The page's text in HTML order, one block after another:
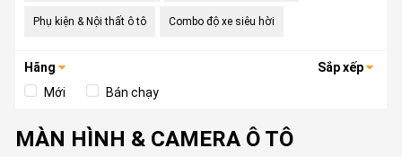
Phụ kiện & Nội thất ô tô Combo độ xe siêu hời
Hãng
Sắp xếp
Mới
Bán chạy
MÀN HÌNH & CAMERA Ô TÔ